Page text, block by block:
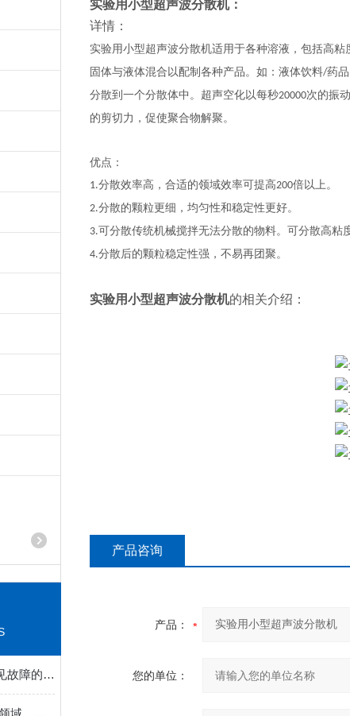
快收藏！超声波分散机常见故障的对应解决妙招
超声波分散机:功能、应用领域，处理量及如何选型(哪些功率)
实验用小型超声波分散机：
详情：
实验用小型超声波分散机适用于各种溶液，包括高粘
固体与液体混合以配制各种产品。如：液体饮料/药
分散到一个分散体中。超声空化以每秒20000次的振
的剪切力，促使聚合物解聚。
优点：
1.分散效率高，合适的领域效率可提高200倍以上。
2.分散的颗粒更细，均匀性和稳定性更好。
3.可分散传统机械搅拌无法分散的物料。可分散高粘
4.分散后的颗粒稳定性强，不易再团聚。
实验用小型超声波分散机的相关介绍：
产品咨询
产品：
您的单位：